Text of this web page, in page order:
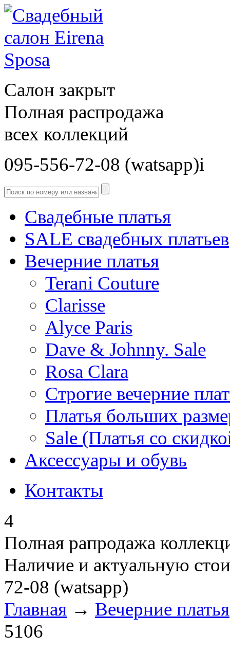
Салон закрыт
Полная распродажа
всех коллекций
095-556-72-08 (watsapp)і
Свадебные платья
SALE cвадебных платьев
Вечерние платья
Terani Couture
Clarisse
Alyce Paris
Dave & Johnny. Sale
Rosa Clara
Строгие вечерние
Платья больших
Sale (Платья со
Аксессуары и обувь
Контакты
4
Полная рапродажа
Наличие и актуальную
72-08 (watsapp)
Главная → Вечерние платья
5106